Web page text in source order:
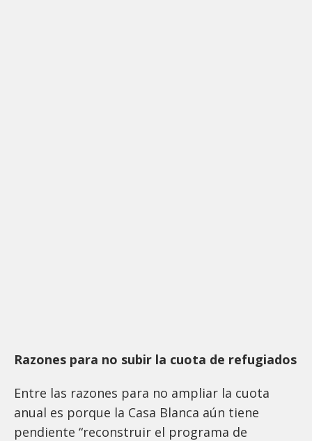
Razones para no subir la cuota de refugiados
Entre las razones para no ampliar la cuota
anual es porque la Casa Blanca aún tiene
pendiente “reconstruir el programa de